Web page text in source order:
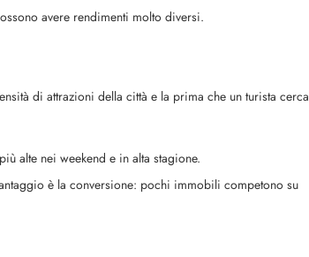
avere rendimenti molto diversi.
di attrazioni della città e la prima che un turista cerca
alte nei weekend e in alta stagione.
è la conversione: pochi immobili competono su